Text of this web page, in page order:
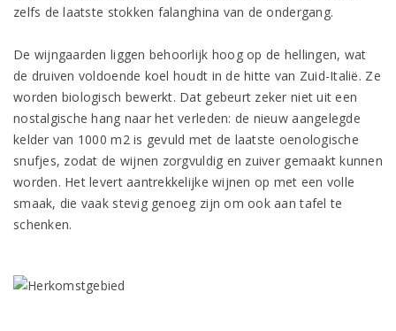
zelfs de laatste stokken falanghina van de ondergang.
De wijngaarden liggen behoorlijk hoog op de hellingen, wat
de druiven voldoende koel houdt in de hitte van Zuid-Italië. Ze
worden biologisch bewerkt. Dat gebeurt zeker niet uit een
nostalgische hang naar het verleden: de nieuw aangelegde
kelder van 1000 m2 is gevuld met de laatste oenologische
snufjes, zodat de wijnen zorgvuldig en zuiver gemaakt kunnen
worden. Het levert aantrekkelijke wijnen op met een volle
smaak, die vaak stevig genoeg zijn om ook aan tafel te
schenken.